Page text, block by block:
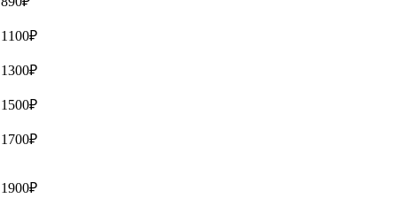
1100₽
1300₽
1500₽
1700₽
1900₽